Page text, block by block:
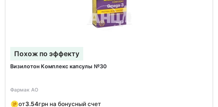
Похож по эффекту
Визилотон Комплекс капсулы №30
Фармак АО
от3.54грн на бонусный счет